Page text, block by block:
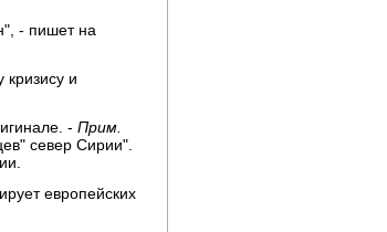
- пишет на
и
- Прим.
север Сирии".
европейских